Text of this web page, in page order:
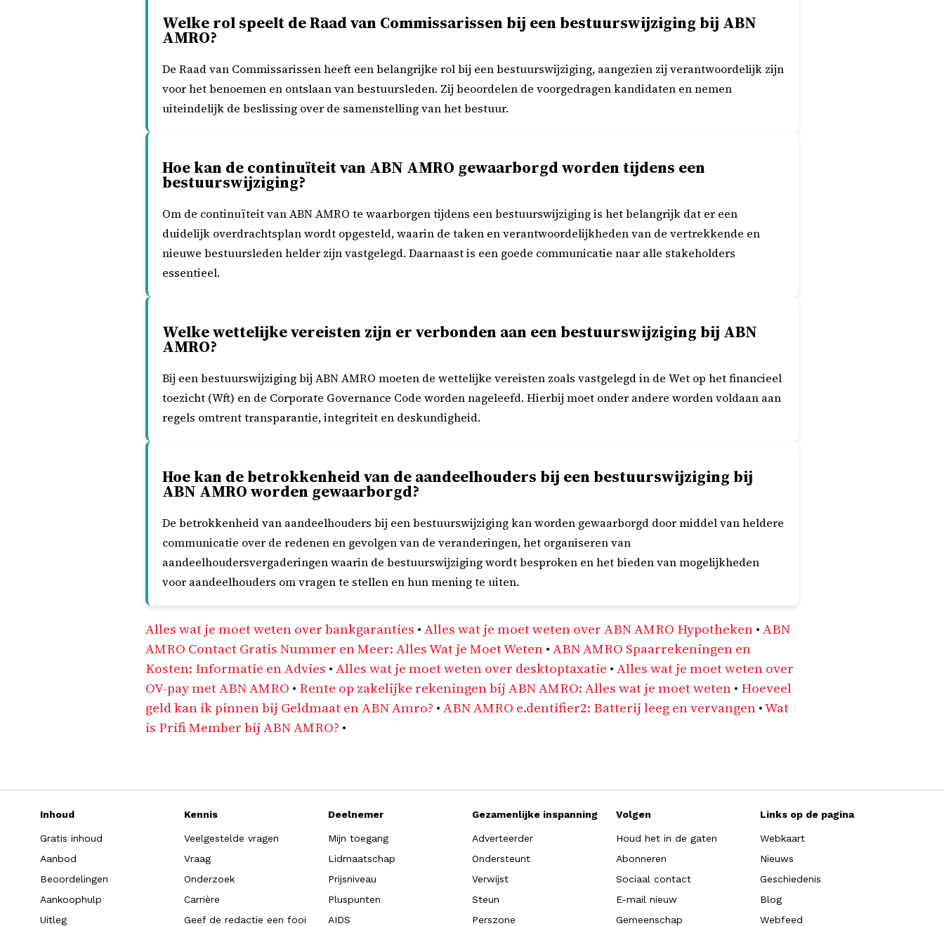
Welke rol speelt de Raad van Commissarissen bij een bestuurswijziging bij ABN
AMRO?
De Raad van Commissarissen heeft een belangrijke rol bij een bestuurswijziging, aangezien zij verantwoordelijk zijn
voor het benoemen en ontslaan van bestuursleden. Zij beoordelen de voorgedragen kandidaten en nemen
uiteindelijk de beslissing over de samenstelling van het bestuur.
Hoe kan de continuïteit van ABN AMRO gewaarborgd worden tijdens een
bestuurswijziging?
Om de continuïteit van ABN AMRO te waarborgen tijdens een bestuurswijziging is het belangrijk dat er een
duidelijk overdrachtsplan wordt opgesteld, waarin de taken en verantwoordelijkheden van de vertrekkende en
nieuwe bestuursleden helder zijn vastgelegd. Daarnaast is een goede communicatie naar alle stakeholders
essentieel.
Welke wettelijke vereisten zijn er verbonden aan een bestuurswijziging bij ABN
AMRO?
Bij een bestuurswijziging bij ABN AMRO moeten de wettelijke vereisten zoals vastgelegd in de Wet op het financieel
toezicht (Wft) en de Corporate Governance Code worden nageleefd. Hierbij moet onder andere worden voldaan aan
regels omtrent transparantie, integriteit en deskundigheid.
Hoe kan de betrokkenheid van de aandeelhouders bij een bestuurswijziging bij
ABN AMRO worden gewaarborgd?
De betrokkenheid van aandeelhouders bij een bestuurswijziging kan worden gewaarborgd door middel van heldere
communicatie over de redenen en gevolgen van de veranderingen, het organiseren van
aandeelhoudersvergaderingen waarin de bestuurswijziging wordt besproken en het bieden van mogelijkheden
voor aandeelhouders om vragen te stellen en hun mening te uiten.
Alles wat je moet weten over bankgaranties •Alles wat je moet weten over ABN AMRO Hypotheken•ABN
AMRO Contact Gratis Nummer en Meer: Alles Wat je Moet Weten•ABN AMRO Spaarrekeningen en
Kosten: Informatie en Advies •Alles wat je moet weten over desktoptaxatie •Alles wat je moet weten over
OV-pay met ABN AMRO • Rente op zakelijke rekeningen bij ABN AMRO: Alles wat je moet weten• Hoeveel
geld kan ik pinnen bij Geldmaat en ABN Amro? •ABN AMRO e.dentifier2: Batterij leeg en vervangen•Wat
is Prifi Member bij ABN AMRO? •
Inhoud
Gratis inhoud
Aanbod
Beoordelingen
Aankoophulp
Uitleg
Kennis
Veelgestelde vragen
Vraag
Onderzoek
Carrière
Geef de redactie een fooi
Deelnemer
Mijn toegang
Lidmaatschap
Prijsniveau
Pluspunten
AIDS
Gezamenlijke inspanning
Adverteerder
Ondersteunt
Verwijst
Steun
Perszone
Volgen
Houd het in de gaten
Abonneren
Sociaal contact
E-mail nieuw
Gemeenschap
Links op de pagina
Webkaart
Nieuws
Geschiedenis
Blog
Webfeed